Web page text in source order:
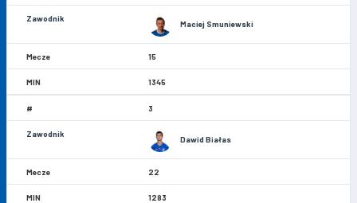
Maciej Smuniewski
15
1345
3
Dawid Białas
22
1283